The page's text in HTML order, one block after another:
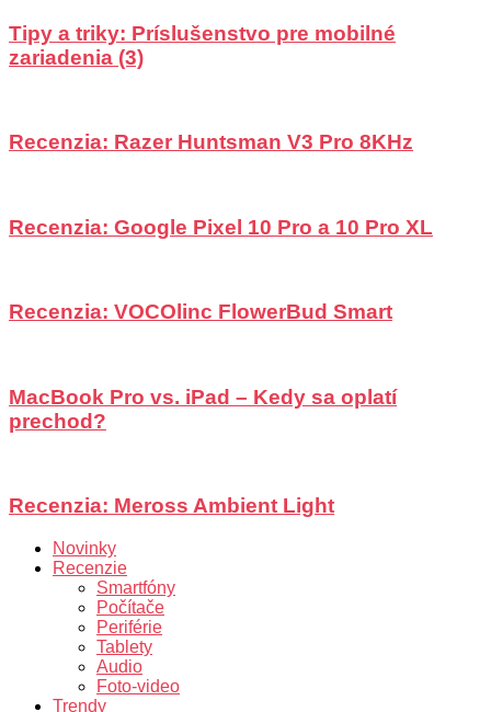
Tipy a triky: Príslušenstvo pre mobilné
zariadenia (3)
Recenzia: Razer Huntsman V3 Pro 8KHz
Recenzia: Google Pixel 10 Pro a 10 Pro XL
Recenzia: VOCOlinc FlowerBud Smart
MacBook Pro vs. iPad – Kedy sa oplatí
prechod?
Recenzia: Meross Ambient Light
Novinky
Recenzie
Smartfóny
Počítače
Periférie
Tablety
Audio
Foto-video
Trendy